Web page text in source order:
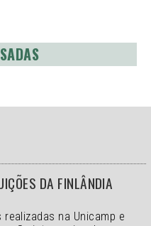
DA FINLÂNDIA
na Unicamp e